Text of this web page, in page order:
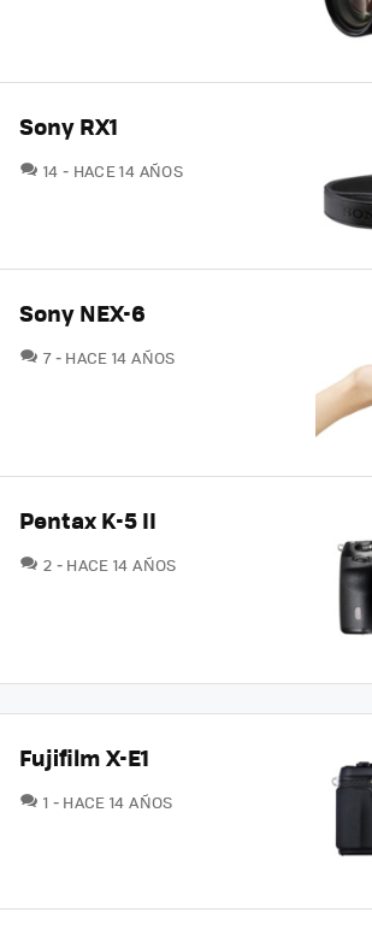
Sony RX1
14 COMENTARIOS
HACE 14 AÑOS
Sony NEX-6
7COMENTARIOS
HACE 14 AÑOS
Pentax K-5 II
2 COMENTARIOS
HACE 14 AÑOS
Fujifilm X-E1
1 COMENTARIOS
HACE 14 AÑOS